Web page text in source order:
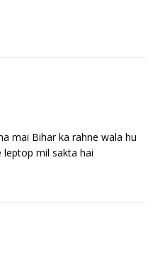
mai Bihar ka rahne wala hu
leptop mil sakta hai